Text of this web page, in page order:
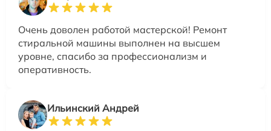
Очень доволен работой мастерской! Ремонт
стиральной машины выполнен на высшем
уровне, спасибо за профессионализм и
оперативность.
Ильинский Андрей